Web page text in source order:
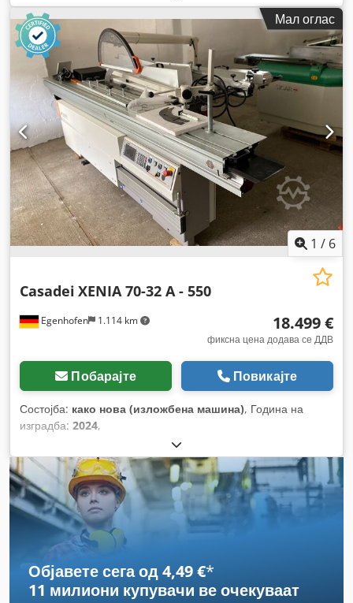
Мал оглас
1 / 6
Egenhofen 1.114 km
Casadei XENIA 70-32 A - 550
18.499 €
фиксна цена додава се ДДВ
Побарајте Повикајте
Состојба: како нова (изложбена машина), Година на
изградба: 2024,
Објавете сега од 4,49 €*
11 милиони купувачи ве очекуваат